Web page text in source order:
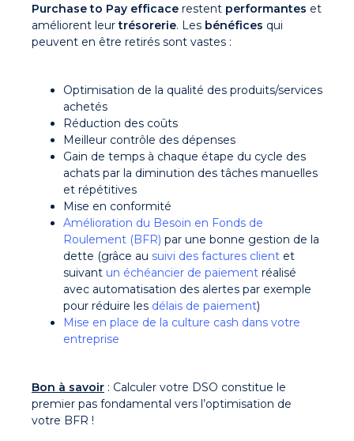
Purchase to Pay efficace restent performantes et
améliorent leurtrésorerie. Les bénéfices qui
peuvent en être retirés sont vastes :
Optimisation de la qualité des produits/services
achetés
Réduction des coûts
Meilleur contrôle des dépenses
Gain de temps à chaque étape du cycle des
achats par la diminution des tâches manuelles
et répétitives
Mise en conformité
Amélioration du Besoin en Fonds de
Roulement (BFR) par une bonne gestion de la
dette (grâce au suivi des factures client et
suivant un échéancier de paiement réalisé
avec automatisation des alertes par exemple
pour réduire les délais de paiement)
Mise en place de la culture cash dans votre
entreprise
Bon à savoir : Calculer votre DSO constitue le
premier pas fondamental vers l’optimisation de
votre BFR !